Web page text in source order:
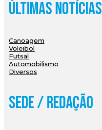
Últimas Notícias
Canoagem
Voleibol
Futsal
Automobilismo
Diversos
Sede / Redação